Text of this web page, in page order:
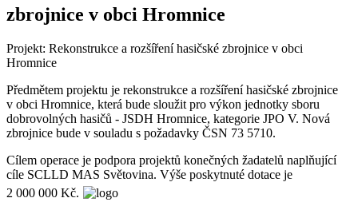
zbrojnice v obci Hromnice
Projekt: Rekonstrukce a rozšíření hasičské zbrojnice v obci
Hromnice
Předmětem projektu je rekonstrukce a rozšíření hasičské zbrojnice
v obci Hromnice, která bude sloužit pro výkon jednotky sboru
dobrovolných hasičů - JSDH Hromnice, kategorie JPO V. Nová
zbrojnice bude v souladu s požadavky ČSN 73 5710.
Cílem operace je podpora projektů konečných žadatelů naplňující
cíle SCLLD MAS Světovina. Výše poskytnuté dotace je
2 000 000 Kč.